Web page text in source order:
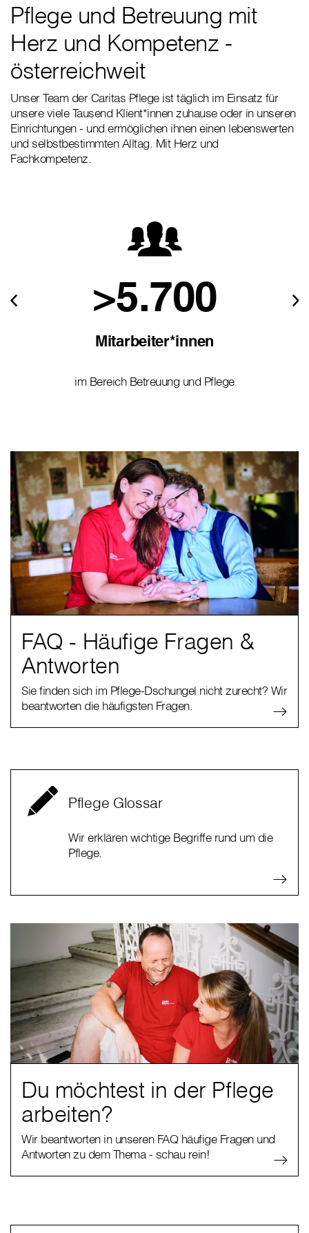
Pflege und Betreuung mit
Herz und Kompetenz -
österreichweit
Unser Team der Caritas Pflege ist täglich im Einsatz für
unsere viele Tausend Klient*innen zuhause oder in unseren
Einrichtungen - und ermöglichen ihnen einen lebenswerten
und selbstbestimmten Alltag. Mit Herz und
Fachkompetenz.
>5.700
Mitarbeiter*innen
im Bereich Betreuung und Pflege
FAQ - Häufige Fragen &
Antworten
Sie finden sich im Pflege-Dschungel nicht zurecht? Wir
beantworten die häufigsten Fragen.
Pflege Glossar
Wir erklären wichtige Begriffe rund um die
Pflege.
Du möchtest in der Pflege
arbeiten?
Wir beantworten in unseren FAQ häufige Fragen und
Antworten zu dem Thema - schau rein!